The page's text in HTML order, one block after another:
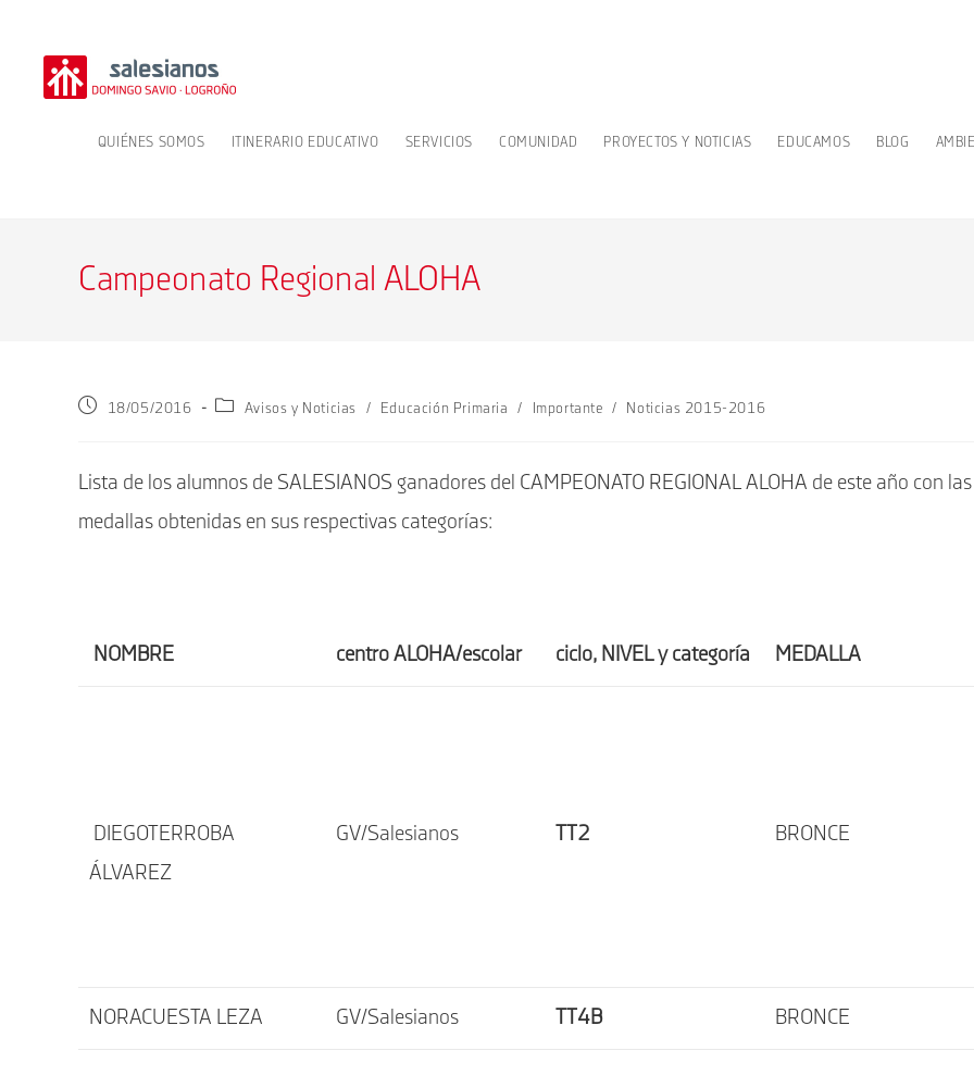
contenido
QUIÉNES SOMOS ITINERARIO EDUCATIVO SERVICIOS COMUNIDAD PROYECTOS Y NOTICIAS EDUCAMOS BLOG
Campeonato Regional ALOHA
Publicación
18/05/2016
CategoríaAvisos y Noticias / Educación Primaria / Importante / Noticias 2015-2016
Lista de los alumnos de SALESIANOS ganadores del CAMPEONATO REGIONAL ALOHA de este año con las
medallas obtenidas en sus respectivas categorías:
NOMBRE centro ALOHA/escolar ciclo, NIVEL y categoría MEDALLA
DIEGO TERROBA
ÁLVAREZ
GV/Salesianos TT2 BRONCE
NORACUESTA LEZA GV/Salesianos TT4B BRONCE